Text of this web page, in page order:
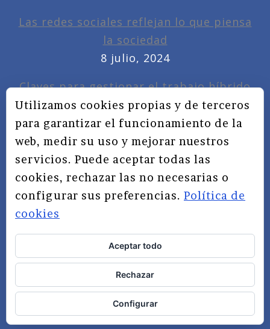
Las redes sociales reflejan lo que piensa
la sociedad
8 julio, 2024
Claves para gestionar el trabajo híbrido
7 noviembre, 2022
Privacidad, redes sociales y educación
3 septiembre, 2019
TÉRMINOS Y CONDICIONES
AVISO LEGAL
POLÍTICA DE PRIVACIDAD
Utilizamos cookies propias y de terceros
para garantizar el funcionamiento de la
web, medir su uso y mejorar nuestros
servicios. Puede aceptar todas las
cookies, rechazar las no necesarias o
configurar sus preferencias. Política de
cookies
Aceptar todo
Rechazar
Configurar